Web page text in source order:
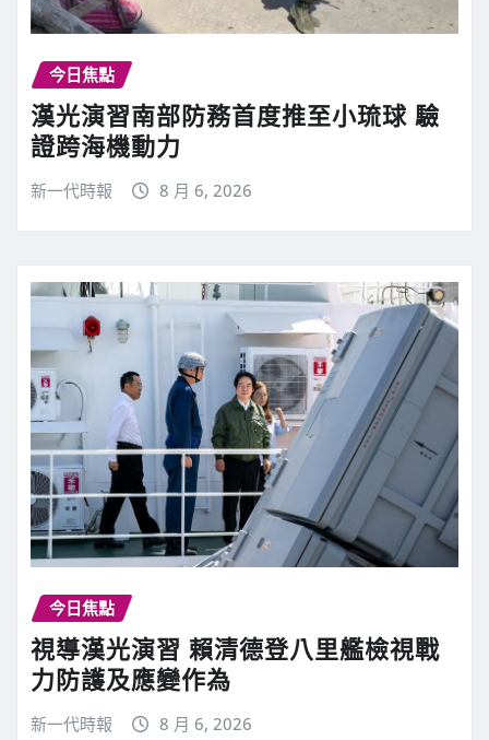
今日焦點
漢光演習南部防務首度推至小琉球 驗
證跨海機動力
新一代時報 8 月 6, 2026
今日焦點
視導漢光演習 賴清德登八里艦檢視戰
力防護及應變作為
新一代時報 8 月 6, 2026